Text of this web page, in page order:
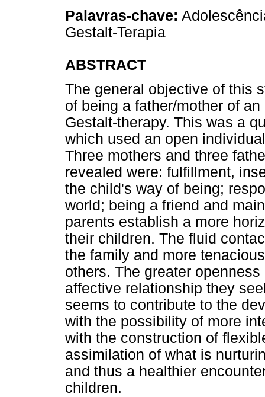
Palavras-chave:
Gestalt-Terapia
ABSTRACT
The general objective of this
of being a father/mother of
Gestalt-therapy. This was a
which used an open
Three mothers and three
revealed were: fulfillment,
the child's way of being;
world; being a friend and
parents establish a more
their children. The fluid
the family and more
others. The greater
affective relationship they
seems to contribute to the
with the possibility of more
with the construction of
assimilation of what is
and thus a healthier
children.